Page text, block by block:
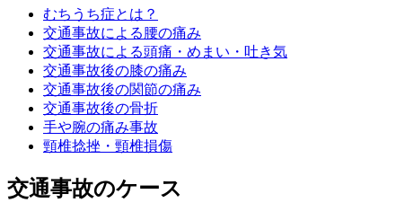
むちうち症とは？
交通事故による腰の痛み
交通事故による頭痛・めまい・吐き気
交通事故後の膝の痛み
交通事故後の関節の痛み
交通事故後の骨折
手や腕の痛み事故
頸椎捻挫・頸椎損傷
交通事故のケース